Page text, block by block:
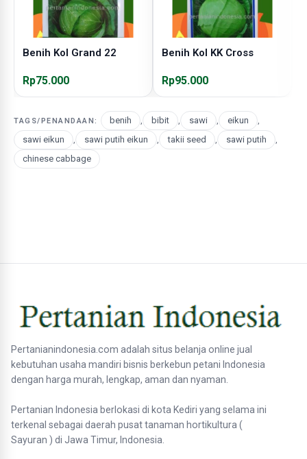
Benih Kol Grand 22
Rp75.000
Benih Kol KK Cross
Rp95.000
TAGS/PENANDAAN: benih , bibit , sawi , eikun
,
sawi eikun
, sawi putih eikun , takii seed , sawi putih
,
chinese cabbage
Pertanianindonesia.com adalah situs belanja online jual
kebutuhan usaha mandiri bisnis berkebun petani Indonesia
dengan harga murah, lengkap, aman dan nyaman.
Pertanian Indonesia berlokasi di kota Kediri yang selama ini
terkenal sebagai daerah pusat tanaman hortikultura (
Sayuran ) di Jawa Timur, Indonesia.